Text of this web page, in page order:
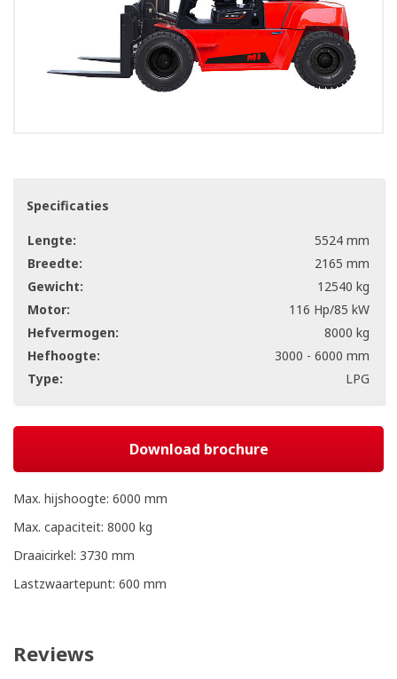
Specificaties
Lengte:
5524 mm
Breedte:
2165 mm
Gewicht:
12540 kg
Motor:
116 Hp/85 kW
Hefvermogen:
8000 kg
Hefhoogte:
3000 - 6000 mm
Type:
LPG
Download brochure
Max. hijshoogte: 6000 mm
Max. capaciteit: 8000 kg
Draaicirkel: 3730 mm
Lastzwaartepunt: 600 mm
Reviews